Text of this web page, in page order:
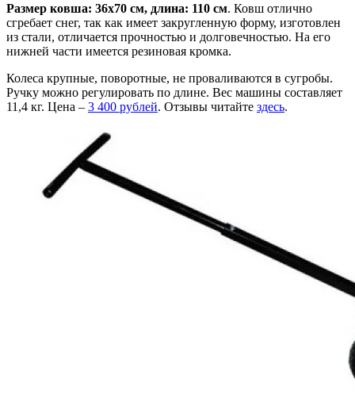
Размер ковша: 36х70 см, длина: 110 см. Ковш отлично
сгребает снег, так как имеет закругленную форму, изготовлен
из стали, отличается прочностью и долговечностью. На его
нижней части имеется резиновая кромка.
Колеса крупные, поворотные, не проваливаются в сугробы.
Ручку можно регулировать по длине. Вес машины составляет
11,4 кг. Цена – 3 400 рублей. Отзывы читайте здесь.